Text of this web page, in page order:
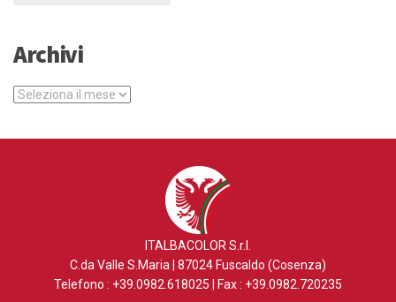
Archivi
Archivi
ITALBACOLOR S.r.l.
C.da Valle S.Maria | 87024 Fuscaldo (Cosenza)
Telefono : +39.0982.618025 | Fax : +39.0982.720235